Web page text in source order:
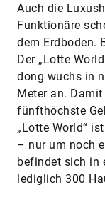
Auch die
Funktionäre
dem Erdboden.
Der „Lotte
dong wuchs in
Meter an.
fünfthöchste
„Lotte World“
– nur um noch
befindet sich in
lediglich 300